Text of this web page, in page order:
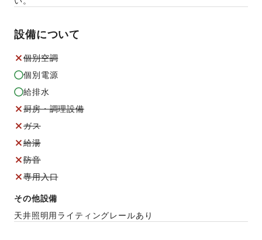
設備について
個別空調
個別電源
給排水
厨房・調理設備
ガス
給湯
防音
専用入口
その他設備
天井照明用ライティングレールあり